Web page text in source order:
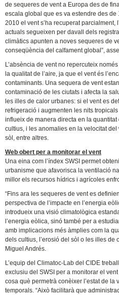
de sequeres de vent a Europa des de
escala global que es va estendre des de
2010 el vent s’ha recuperat parcialment,
actuals segueixen per davall dels
climàtics apunten a noves sequeres de
conseqüència del calfament global”,
L’absència de vent no repercuteix
la qualitat de l’aire, ja que el vent és
contaminants. Una sequera de vent
contaminació de les ciutats i afecta la
les illes de calor urbanes: si el vent es
refrigeració i augmenten les nits
influeix de manera directa en la
cultius, i les anomalies en la velocitat del
sòl, entre altres.
Web obert per a monitorar el vent
Una eina com l’índex SWSI permet
urbanisme que afavorisca la ventilació
millor els recursos hídrics i agrícoles
“Fins ara les sequeres de vent es
perspectiva de l’impacte en l’energia
introdueix una visió climatològica
l’energia eòlica, sinó també per a
amb implicacions més àmplies com la
dels cultius, l’erosió del sòl o les illes de
Miguel Andrés.
L’equip del Climatoc-Lab del CIDE
exclusiu del SWSI per a monitorar el
cosa què permetrà conèixer l’estat de
temporals. “Això facilitarà que